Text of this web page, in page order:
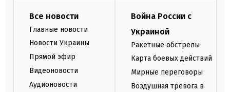
Все новости
Главные новости
Новости Украины
Прямой эфир
Видеоновости
Аудионовости
Война России с
Украиной
Ракетные обстрелы
Карта боевых действий
Мирные переговоры
Воздушная тревога в